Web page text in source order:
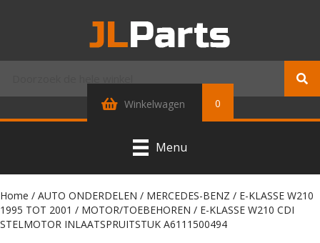
Winkelwagen 0
Menu
Home / AUTO ONDERDELEN / MERCEDES-BENZ / E-KLASSE W210
1995 TOT 2001 / MOTOR/TOEBEHOREN / E-KLASSE W210 CDI
STELMOTOR INLAATSPRUITSTUK A6111500494